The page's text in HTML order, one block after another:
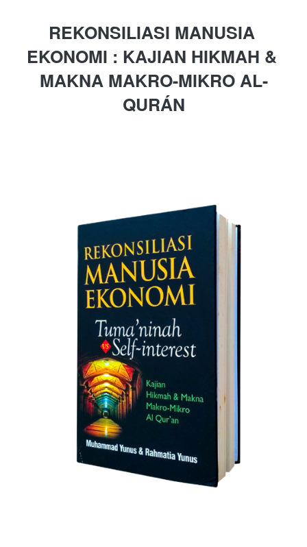
REKONSILIASI MANUSIA
EKONOMI : KAJIAN HIKMAH &
MAKNA MAKRO-MIKRO AL-
QURÁN